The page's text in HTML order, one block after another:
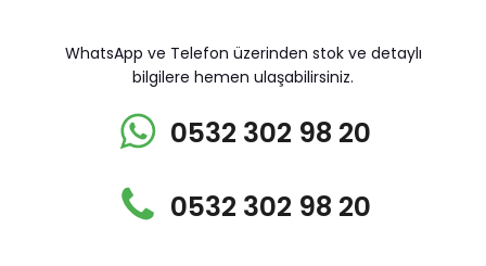
WhatsApp ve Telefon üzerinden stok ve detaylı
bilgilere hemen ulaşabilirsiniz.
0532 302 98 20
0532 302 98 20